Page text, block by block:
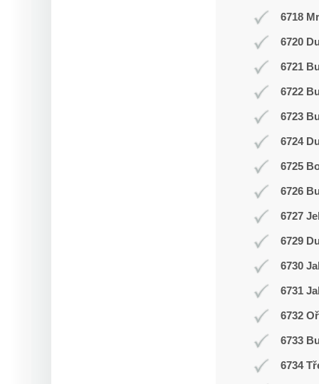
6718
6720
6721
6722
6723
6724
6725
6726
6727
6729
6730
6731
6732
6733
6734